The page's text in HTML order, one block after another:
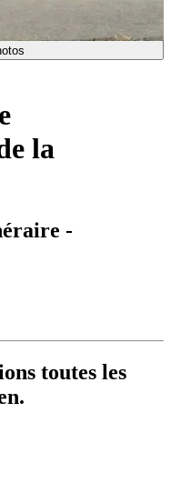
la
-
toutes les